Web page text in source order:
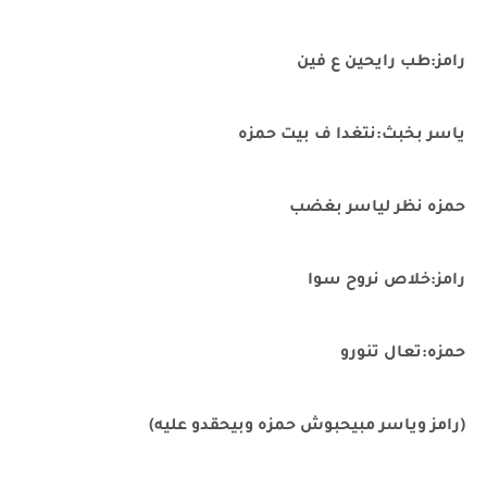
رامز:طب رايحين ع فين
ياسر بخبث:نتغدا ف بيت حمزه
حمزه نظر لياسر بغضب
رامز:خلاص نروح سوا
حمزه:تعال تنورو
(رامز وياسر مبيحبوش حمزه وبيحقدو عليه)